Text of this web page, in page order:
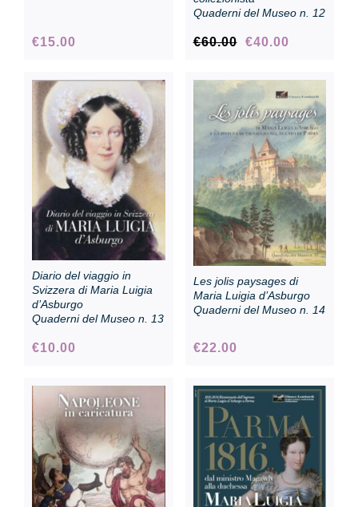
€15.00
Quaderni del Museo n. 12
€60.00
Original
€60.00.
€40.00Current
€40.00.
Diario del viaggio in
Svizzera di Maria Luigia
d’Asburgo
Quaderni del Museo n. 13
€10.00
Les jolis paysages di
Maria Luigia d’Asburgo
Quaderni del Museo n. 14
€22.00